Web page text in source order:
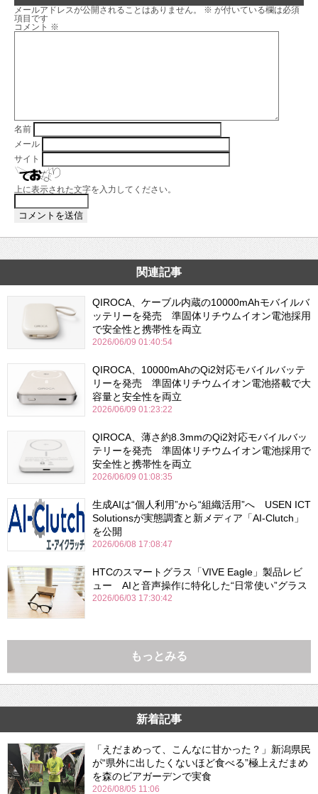
メールアドレスが公開されることはありません。 ※ が付いている欄は必須
項目です
コメント ※
名前
メール
サイト
上に表示された文字を入力してください。
関連記事
QIROCA、ケーブル内蔵の10000mAhモバイルバ
ッテリーを発売 準固体リチウムイオン電池採用
で安全性と携帯性を両立
2026/06/09 01:40:54
QIROCA、10000mAhのQi2対応モバイルバッテ
リーを発売 準固体リチウムイオン電池搭載で大
容量と安全性を両立
2026/06/09 01:23:22
QIROCA、薄さ約8.3mmのQi2対応モバイルバッ
テリーを発売 準固体リチウムイオン電池採用で
安全性と携帯性を両立
2026/06/09 01:08:35
生成AIは“個人利用”から“組織活用”へ USEN ICT
Solutionsが実態調査と新メディア「AI-Clutch」
を公開
2026/06/08 17:08:47
HTCのスマートグラス「VIVE Eagle」製品レビ
ュー AIと音声操作に特化した“日常使い”グラス
2026/06/03 17:30:42
もっとみる
新着記事
「えだまめって、こんなに甘かった？」新潟県民
が“県外に出したくないほど食べる”極上えだまめ
を森のビアガーデンで実食
2026/08/05 11:06